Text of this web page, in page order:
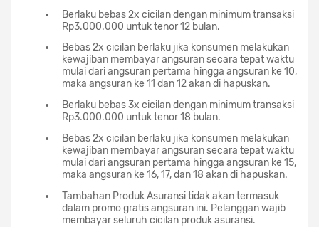
Berlaku bebas 2x cicilan dengan minimum transaksi
Rp3.000.000 untuk tenor 12 bulan.
Bebas 2x cicilan berlaku jika konsumen melakukan
kewajiban membayar angsuran secara tepat waktu
mulai dari angsuran pertama hingga angsuran ke 10,
maka angsuran ke 11 dan 12 akan di hapuskan.
Berlaku bebas 3x cicilan dengan minimum transaksi
Rp3.000.000 untuk tenor 18 bulan.
Bebas 2x cicilan berlaku jika konsumen melakukan
kewajiban membayar angsuran secara tepat waktu
mulai dari angsuran pertama hingga angsuran ke 15,
maka angsuran ke 16, 17, dan 18 akan di hapuskan.
Tambahan Produk Asuransi tidak akan termasuk
dalam promo gratis angsuran ini. Pelanggan wajib
membayar seluruh cicilan produk asuransi.